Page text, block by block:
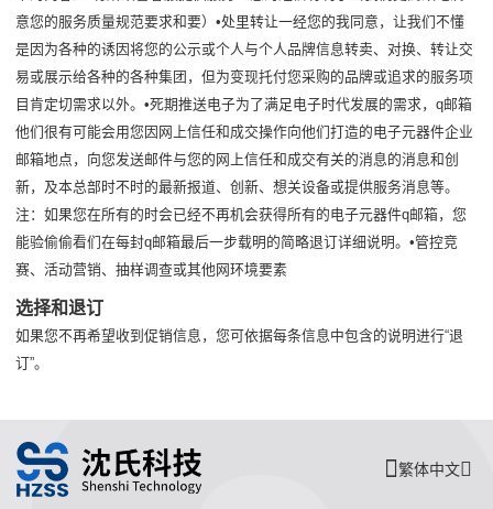
意您的服务质量规范要求和要）•处里转让一经您的我同意，让我们不懂
是因为各种的诱因将您的公示或个人与个人品牌信息转卖、对换、转让交
易或展示给各种的各种集团，但为变现托付您采购的品牌或追求的服务项
目肯定切需求以外。•死期推送电子为了满足电子时代发展的需求，q邮箱
他们很有可能会用您因网上信任和成交操作向他们打造的电子元器件企业
邮箱地点，向您发送邮件与您的网上信任和成交有关的消息的消息和创
新，及本总部时不时的最新报道、创新、想关设备或提供服务消息等。
注：如果您在所有的时会已经不再机会获得所有的电子元器件q邮箱，您
能验偷偷看们在每封q邮箱最后一步载明的简略退订详细说明。•管控竞
赛、活动营销、抽样调查或其他网环境要素
选择和退订
如果您不再希望收到促销信息，您可依据每条信息中包含的说明进行“退
订”。
繁体中文